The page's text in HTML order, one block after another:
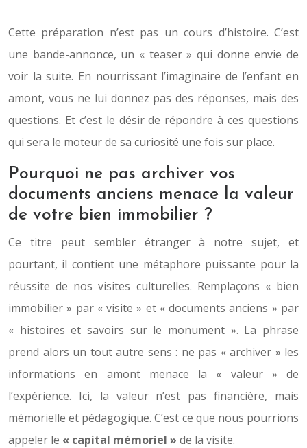
Cette préparation n’est pas un cours d’histoire. C’est
une bande-annonce, un « teaser » qui donne envie de
voir la suite. En nourrissant l’imaginaire de l’enfant en
amont, vous ne lui donnez pas des réponses, mais des
questions. Et c’est le désir de répondre à ces questions
qui sera le moteur de sa curiosité une fois sur place.
Pourquoi ne pas archiver vos
documents anciens menace la valeur
de votre bien immobilier ?
Ce titre peut sembler étranger à notre sujet, et
pourtant, il contient une métaphore puissante pour la
réussite de nos visites culturelles. Remplaçons « bien
immobilier » par « visite » et « documents anciens » par
« histoires et savoirs sur le monument ». La phrase
prend alors un tout autre sens : ne pas « archiver » les
informations en amont menace la « valeur » de
l’expérience. Ici, la valeur n’est pas financière, mais
mémorielle et pédagogique. C’est ce que nous pourrions
appeler le « capital mémoriel » de la visite.